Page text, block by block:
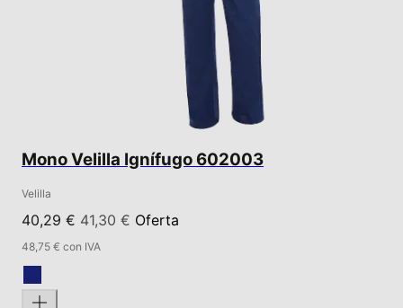
Mono Velilla Ignífugo 602003
Velilla
40,29 € 41,30 € Oferta
48,75 € con IVA